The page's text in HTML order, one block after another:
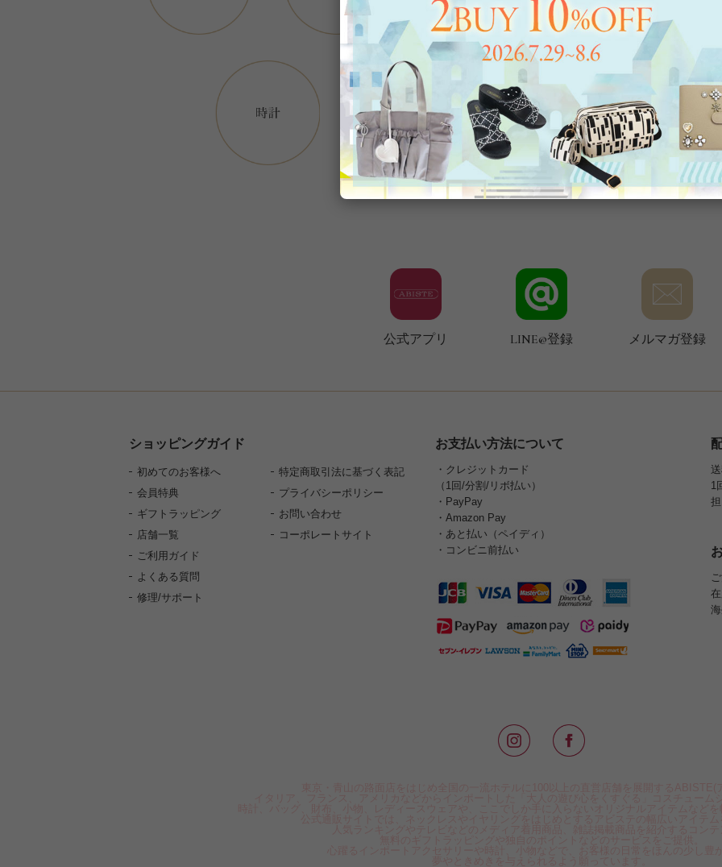
公式アプリ LINE@登録 メルマガ登録
ショッピングガイド
初めてのお客様へ
会員特典
ギフトラッピング
店舗一覧
ご利用ガイド
よくある質問
修理/サポート
特定商取引法に基づく表記
プライバシーポリシー
お問い合わせ
コーポレートサイト
お支払い方法について
・クレジットカード
（1回/分割/リボ払い）
・PayPay
・Amazon Pay
・あと払い（ペイディ）
・コンビニ前払い
1